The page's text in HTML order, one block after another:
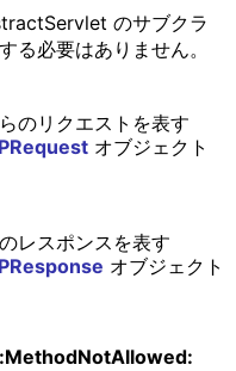
のサブクラ
る必要はありません。
のリクエストを表す
オブジェクト
レスポンスを表す
オブジェクト